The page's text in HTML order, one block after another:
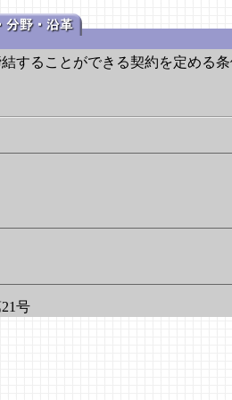
することができる契約を定める
号